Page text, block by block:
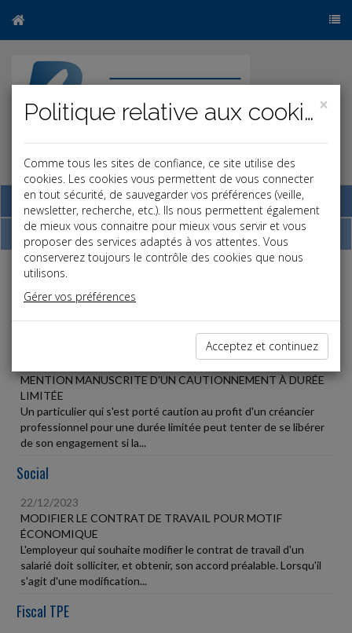
r
Base documentaire
Dépêches
Liste des dernières dépêches
MENTION MANUSCRITE D'UN CAUTIONNEMENT À DURÉE
LIMITÉE
Un particulier qui s'est porté caution au profit d'un créancier
professionnel pour une durée limitée peut tenter de se libérer
de son engagement si la...
Social
22/12/2023
MODIFIER LE CONTRAT DE TRAVAIL POUR MOTIF
ÉCONOMIQUE
L'employeur qui souhaite modifier le contrat de travail d'un
salarié doit solliciter, et obtenir, son accord préalable. Lorsqu'il
s'agit d'une modification...
Fiscal TPE
×
Politique relative aux cookies
Comme tous les sites de confiance, ce site utilise des
cookies. Les cookies vous permettent de vous connecter
en tout sécurité, de sauvegarder vos préférences (veille,
newsletter, recherche, etc.). Ils nous permettent également
de mieux vous connaitre pour mieux vous servir et vous
proposer des services adaptés à vos attentes. Vous
conserverez toujours le contrôle des cookies que nous
utilisons.
Gérer vos préférences
Acceptez et continuez